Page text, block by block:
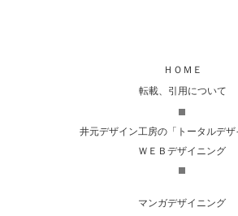
ＨＯＭＥ
転載、引用について
井元デザイン工房の「トータルデザ
ＷＥＢデザイニング
マンガデザイニング